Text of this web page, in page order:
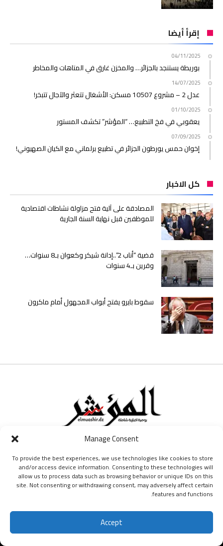
Manage Consent
To provide the best experiences, we use technologies like cookies to store
and/or access device information. Consenting to these technologies will
allow us to process data such as browsing behavior or unique IDs on this
site. Not consenting or withdrawing consent, may adversely affect certain
features and functions.
Accept
إقرأ أيضا
04/11/2025
بوريطة يستنجد بالجزائر… والمخزن غارق في المتاهات والمخاطر
14/07/2025
عدل 2 – مشروع 10507 مسكن: الأشغال تتعثر والآجال تتبخر!
01/10/2025
يعقوبي في فخ التطبيع… “المؤشر” تكشف المستور
07/09/2025
إخوان حمس يورطون الجزائر في تطبيع برلماني مع الكيان الصهيوني!
كل الاخبار
المصادقة على آلية فتح مزاولة نشاطات اقتصادية
للموظفين قبل نهاية السنة الجارية
قضية “أناب 2”..إدانة شيكر وكعوان بـ8 سنوات…
وقرين بـ4 سنوات
سقوط بايرو يفتح أبواب المجهول أمام ماكرون
سيد، ومسؤول نشرها الصحفي المخصرم لخضر فراط" تتبنى “المؤشر” الخط الوطنيّ
وأنّهُ طريقها ومنارةُ دربها في هذه التجربةِ الإعلاميةِ.
جميع الحقوق محفوظة ليومية المؤشر © 2024